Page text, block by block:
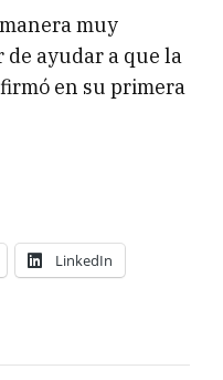
muy
ayudar a que la
en su primera
LinkedIn